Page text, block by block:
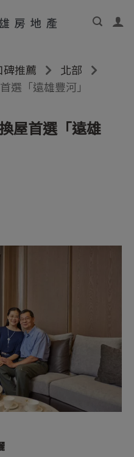
碑推薦
北部
選「遠雄豐河」
屋首選「遠雄